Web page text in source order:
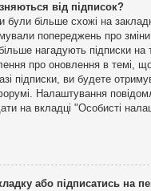
від підписок?
були більше схожі на
попереджень про
нагадують підписки
про оновлення в темі,
підписки, ви будете
Налаштування
на вкладці "Особисті
або підписатись на